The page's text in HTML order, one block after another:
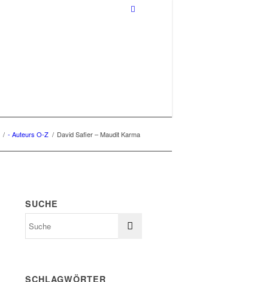
/ - Auteurs O-Z / David Safier – Maudit Karma
SUCHE
SCHLAGWÖRTER